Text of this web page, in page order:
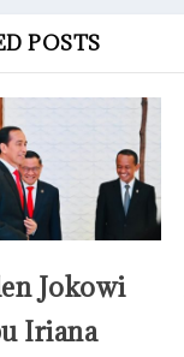
POSTS
Jokowi
Iriana